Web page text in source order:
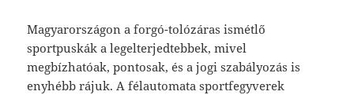
Magyarországon a forgó-tolózáras ismétlő
sportpuskák a legelterjedtebbek, mivel
megbízhatóak, pontosak, és a jogi szabályozás is
enyhébb rájuk. A félautomata sportfegyverek